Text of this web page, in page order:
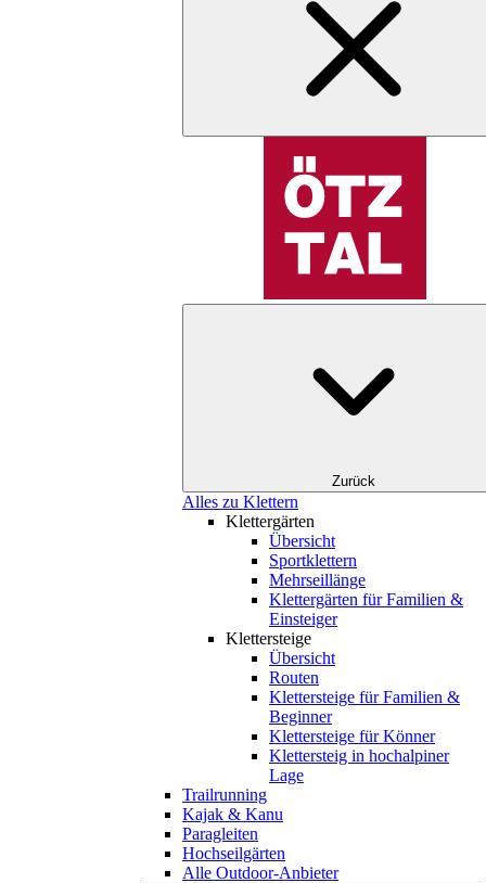
Zurück
Alles zu Klettern
Klettergärten
Übersicht
Sportklettern
Mehrseillänge
Klettergärten für Familien &
Einsteiger
Klettersteige
Übersicht
Routen
Klettersteige für Familien &
Beginner
Klettersteige für Könner
Klettersteig in hochalpiner
Lage
Trailrunning
Kajak & Kanu
Paragleiten
Hochseilgärten
Alle Outdoor-Anbieter